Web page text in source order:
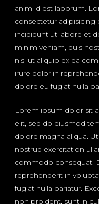
anim id est laborum.
consectetur
incididunt ut labore et
minim veniam, quis
nisi ut aliquip ex ea
irure dolor in
dolore eu fugiat nulla
Lorem ipsum dolor sit
elit, sed do eiusmod
dolore magna aliqua.
nostrud exercitation
commodo consequat.
reprehenderit in
fugiat nulla pariatur.
non proident, sunt in